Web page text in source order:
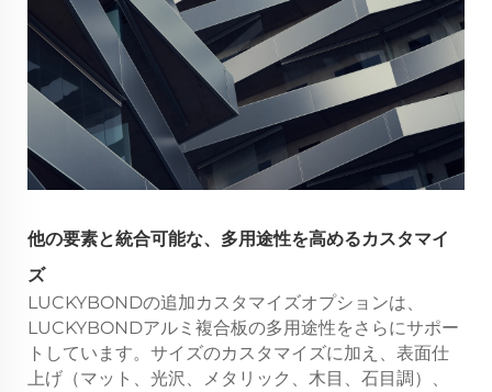
他の要素と統合可能な、多用途性を高めるカスタマイ
ズ
LUCKYBONDの追加カスタマイズオプションは、
LUCKYBONDアルミ複合板の多用途性をさらにサポー
トしています。サイズのカスタマイズに加え、表面仕
上げ（マット、光沢、メタリック、木目、石目調）、